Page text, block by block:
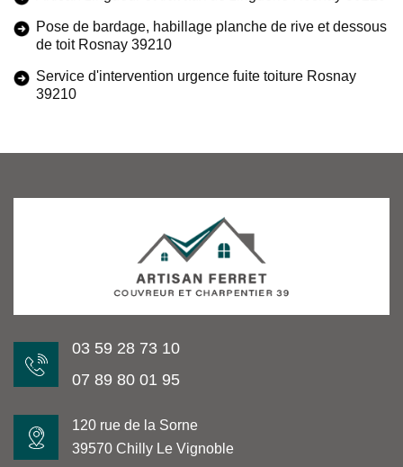
Pose de bardage, habillage planche de rive et dessous
de toit Rosnay 39210
Service d'intervention urgence fuite toiture Rosnay
39210
03 59 28 73 10
07 89 80 01 95
120 rue de la Sorne
39570 Chilly Le Vignoble